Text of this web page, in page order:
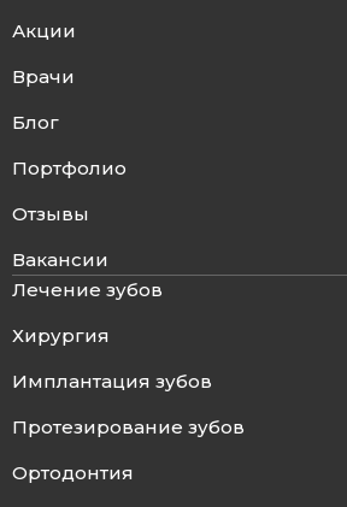
Акции
Врачи
Блог
Портфолио
Отзывы
Вакансии
Лечение зубов
Хирургия
Имплантация зубов
Протезирование зубов
Ортодонтия